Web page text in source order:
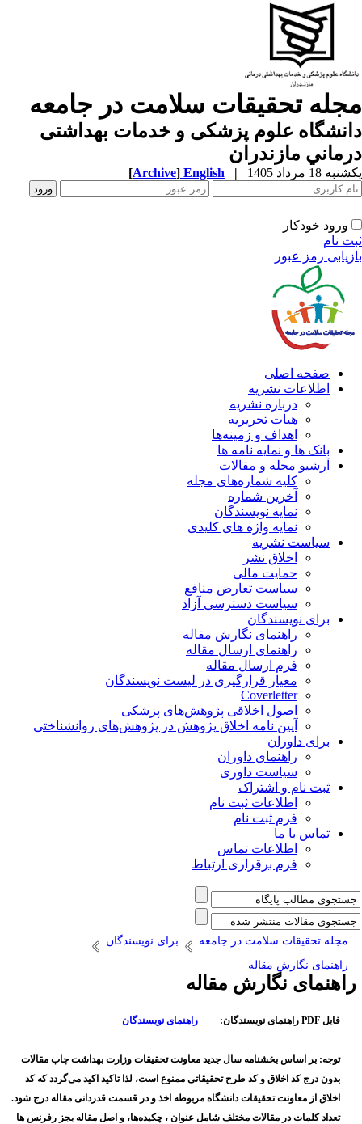
تحقیقات سلامت در جامعه
علوم پزشكی و خدمات بهداشتی
مازندران
مرداد 1405 |
English
[Archive]
ورود خودکار
نام
رمز عبور
صفحه اصلی
اطلاعات نشریه
درباره نشریه
هیات تحریریه
اهداف و زمینه‌ها
بانک ها و نمایه نامه ها
آرشیو مجله و مقالات
کلیه شماره‌های مجله
آخرین شماره
نمایه نویسندگان
نمایه واژه های کلیدی
سیاست نشریه
اخلاق نشر
حمایت مالی
سیاست تعارض منافع
سیاست دسترسی آزاد
برای نویسندگان
راهنمای نگارش مقاله
راهنمای ارسال مقاله
فرم ارسال مقاله
معیار قرارگیری در لیست نویسندگان
Coverletter
اصول اخلاقی پژوهش‌های پزشکی
آیین نامه اخلاق پژوهش در پژوهش‌های روانشناختی
برای داوران
راهنمای داوران
سیاست داوری
ثبت نام و اشتراک
اطلاعات ثبت نام
فرم ثبت نام
تماس با ما
اطلاعات تماس
فرم برقراری ارتباط
مجله تحقیقات سلامت در جامعه
برای نویسندگان
راهنمای نگارش مقاله
نگارش مقاله
فایل PDF راهنمای نویسندگان: راهنمای نویسندگان
توجه: بر اساس بخشنامه سال جدید معاونت تحقیقات وزارت بهداشت چاپ مقالات
بدون درج کد اخلاق و کد طرح تحقیقاتی ممنوع است، لذا تاکید اکید می‌گردد که کد
اخلاق از معاونت تحقیقات دانشگاه مربوطه اخذ و در قسمت قدردانی مقاله درج شود.
تعداد کلمات در مقالات مختلف شامل عنوان ، چکیده‌ها، و اصل مقاله بجز رفرنس ها